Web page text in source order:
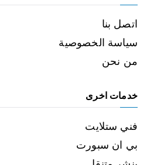
اتصل بنا
سياسة الخصوصية
من نحن
خدمات اخرى
فني ستلايت
بي ان سبورت